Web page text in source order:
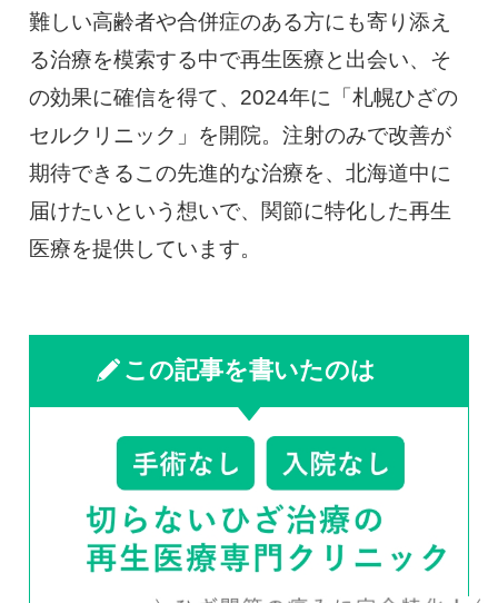
難しい高齢者や合併症のある方にも寄り添え
る治療を模索する中で再生医療と出会い、そ
の効果に確信を得て、2024年に「札幌ひざの
セルクリニック」を開院。注射のみで改善が
期待できるこの先進的な治療を、北海道中に
届けたいという想いで、関節に特化した再生
医療を提供しています。
この記事を書いたのは